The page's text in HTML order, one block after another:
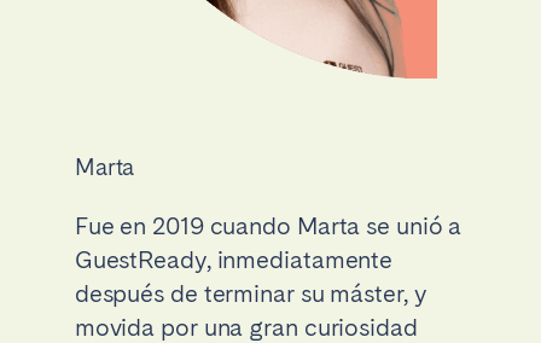
Marta
Fue en 2019 cuando Marta se unió a
GuestReady, inmediatamente
después de terminar su máster, y
movida por una gran curiosidad